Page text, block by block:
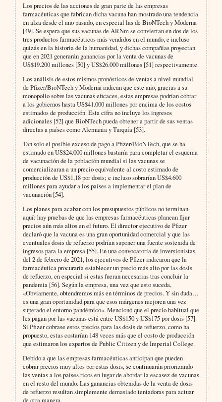
Los precios de las acciones de gran parte de las empresas
farmacéuticas que fabrican dicha vacuna han mostrado una tendencia
en alza desde el año pasado, en especial las de BioNTech y Moderna
[49]. Se espera que sus vacunas de ARNm se conviertan en dos de los
tres productos farmacéuticos más vendidos en el mundo, e incluso
quizás en la historia de la humanidad, y dichas compañías proyectan
que en 2021 generarán ganancias por la venta de vacunas de
US$19.200 millones [50] y US$26.000 millones [51] respectivamente.
Los análisis de estos mismos pronósticos de ventas a nivel mundial
de Pfizer/BioNTech y Moderna indican que este año, gracias a su
monopolio sobre las vacunas eficaces, estas empresas podrían cobrar
a los gobiernos hasta US$41.000 millones por encima de los costos
estimados de producción. Esta cifra no incluye los ingresos
adicionales [52] que BioNTech pueda obtener a partir de sus ventas
directas a países como Alemania y Turquía [53].
Tan solo el posible exceso de pago a Pfizer/BioNTech, que se ha
estimado en US$24.000 millones bastaría para completar el esquema
de vacunación de la población mundial si las vacunas se
comercializaran a un precio equivalente al costo estimado de
producción de US$1,18 por dosis; e incluso sobrarían US$4.600
millones para ayudar a los países a implementar el plan de
vacunación [54].
Los planes para acabar con los presupuestos públicos no terminan
aquí: hay pruebas de que las empresas farmacéuticas planean fijar
precios aún más altos en el futuro. El director ejecutivo de Pfizer
declaró que la vacuna es una gran oportunidad comercial y que las
eventuales dosis de refuerzo podrían suponer una fuente sostenida de
ingresos para la empresa [55]. En una convocatoria de inversionistas
del 2 de febrero de 2021, los ejecutivos de Pfizer indicaron que la
farmacéutica procuraría establecer un precio más alto por las dosis
de refuerzo, en especial si estas fueran necesarias tras concluir la
pandemia [56]. Según la empresa, una vez que esto suceda,
«Obviamente, obtendremos más en términos de precios. Y sin duda…
es una gran oportunidad para que esos márgenes mejoren una vez
superado el entorno pandémico». Mencionó que el precio habitual que
les pagan por las vacunas está entre US$150 y US$175 por dosis [57].
Si Pfizer cobrase estos precios para las dosis de refuerzo, como ha
propuesto, estas costarían 148 veces más que el costo de producción
que estimaron los expertos de Public Citizen y de Imperial College.
Debido a que las empresas farmacéuticas anticipan que pueden
cobrar precios muy altos por estas dosis, se continuarán priorizando
las ventas a los países ricos en lugar de abordar la escasez de vacunas
en el resto del mundo. Las ganancias obtenidas de la venta de dosis
de refuerzo resultan simplemente demasiado tentadoras para actuar
de otra manera.